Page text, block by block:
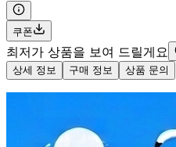
쿠폰
최저가 상품을 보여 드릴게요
상세 정보 구매 정보 상품 문의